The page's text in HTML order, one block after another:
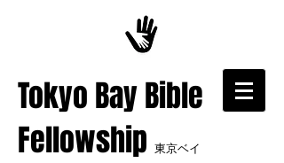
​Tokyo Bay Bible
Fellowship 東京ベイ